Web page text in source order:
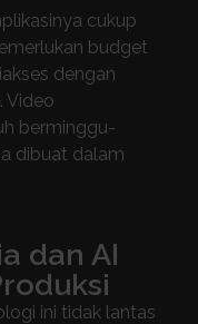
cukup
budget
dengan
Video
berminggu-
dibuat dalam
dan AI
ini tidak lantas